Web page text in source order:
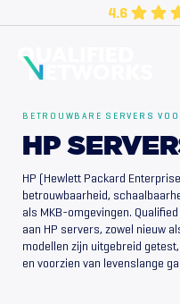
to
4.6
BETROUWBARE SERVERS
HP
HP (Hewlett Packard
betrouwbaarheid,
als MKB-omgevingen.
aan HP servers, zowel nieuw
modellen zijn uitgebreid
en voorzien van levenslange